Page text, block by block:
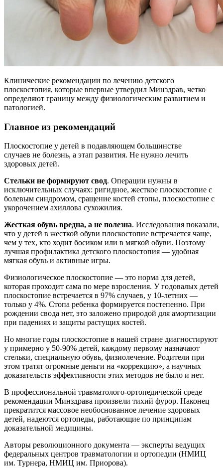
Клинические рекомендации по лечению детского
плоскостопия, которые впервые утвердил Минздрав, четко
определяют границу между физиологическим развитием и
патологией.
Главное из рекомендаций
Плоскостопие у детей в подавляющем большинстве
случаев не болезнь, а этап развития. Не нужно лечить
здоровых детей.
Стельки не формируют свод. Операции нужны в
исключительных случаях: ригидное, жесткое плоскостопие с
болевым синдромом, сращение костей стопы, плоскостопие с
укорочением ахиллова сухожилия.
Жесткая обувь вредна, а не полезна. Исследования показали,
что у детей в жесткой обуви плоскостопие встречается чаще,
чем у тех, кто ходит босиком или в мягкой обуви. Поэтому
лучшая профилактика детского плоскостопия — удобная
мягкая обувь и активные игры.
Физиологическое плоскостопие — это норма для детей,
которая проходит сама по мере взросления. У годовалых детей
плоскостопие встречается в 97% случаев, у 10-летних —
только у 4%. Стопа ребенка формируется постепенно. При
рождении свода нет, это заложено природой для амортизации
при падениях и защиты растущих костей.
Но многие годы плоскостопие в нашей стране диагностируют
у примерно у 50-90% детей, каждому первому назначают
стельки, специальную обувь, физиолечение. Родители при
этом тратят огромные деньги на «коррекцию», а научных
доказательств эффективности этих методов не было и нет.
В профессиональной травматолого-ортопедической среде
рекомендации Минздрава произвели тихий фурор. Наконец
прекратится массовое необоснованное лечение здоровых
детей, надеются ортопеды, работающие по принципам
доказательной медицины.
Авторы революционного документа — эксперты ведущих
федеральных центров травматологии и ортопедии (НМИЦ
им. Турнера, НМИЦ им. Приорова).